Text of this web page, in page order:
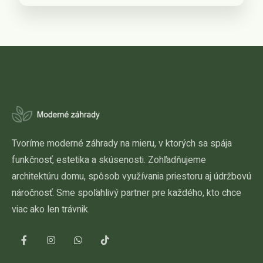
Tvoríme moderné záhrady na mieru, v ktorých sa spája
funkčnosť, estetika a skúsenosti. Zohľadňujeme
architektúru domu, spôsob využívania priestoru aj údržbovú
náročnosť. Sme spoľahlivý partner pre každého, kto chce
viac ako len trávnik.